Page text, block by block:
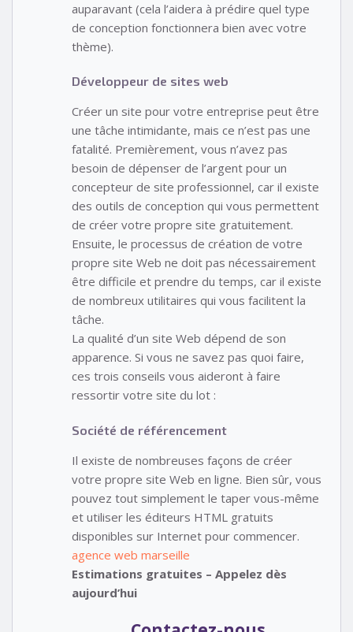
auparavant (cela l’aidera à prédire quel type
de conception fonctionnera bien avec votre
thème).
Développeur de sites web
Créer un site pour votre entreprise peut être
une tâche intimidante, mais ce n’est pas une
fatalité. Premièrement, vous n’avez pas
besoin de dépenser de l’argent pour un
concepteur de site professionnel, car il existe
des outils de conception qui vous permettent
de créer votre propre site gratuitement.
Ensuite, le processus de création de votre
propre site Web ne doit pas nécessairement
être difficile et prendre du temps, car il existe
de nombreux utilitaires qui vous facilitent la
tâche.
La qualité d’un site Web dépend de son
apparence. Si vous ne savez pas quoi faire,
ces trois conseils vous aideront à faire
ressortir votre site du lot :
Société de référencement
Il existe de nombreuses façons de créer
votre propre site Web en ligne. Bien sûr, vous
pouvez tout simplement le taper vous-même
et utiliser les éditeurs HTML gratuits
disponibles sur Internet pour commencer.
agence web marseille
Estimations gratuites – Appelez dès
aujourd’hui